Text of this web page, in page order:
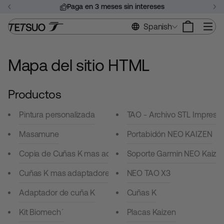
Saltar
contenido
Pausar
presentación
de
Paga en 3 meses sin intereses
Spanish
Mapa del sitio HTML
Productos
Pintura personalizada
Masamune
Copia de Cuñas K mas adaptadores para subir a 20º
Cuñas K mas adaptadores para subir a 15º
Adaptador de cuña K
Kit Biomech´
TAO - Archivo STL
Portabidón NEO KAIZEN
Soporte Garmin NEO
NEO TAO X3
Cuñas K
Placas Kaizen